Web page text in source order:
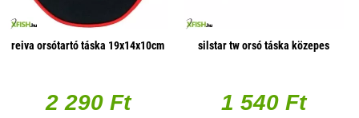
reiva orsótartó táska 19x14x10cm
2 290 Ft
silstar tw orsó táska közepes
1 540 Ft